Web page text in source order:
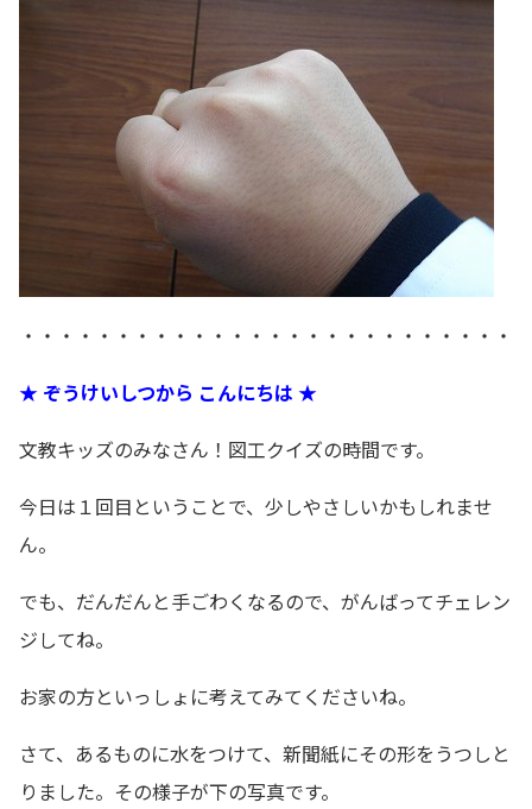
・・・・・・・・・・・・・・・・・・・・・・・・・・
★ ぞうけいしつから こんにちは ★
文教キッズのみなさん！図工クイズの時間です。
今日は１回目ということで、少しやさしいかもしれませ
ん。
でも、だんだんと手ごわくなるので、がんばってチェレン
ジしてね。
お家の方といっしょに考えてみてくださいね。
さて、あるものに水をつけて、新聞紙にその形をうつしと
りました。その様子が下の写真です。